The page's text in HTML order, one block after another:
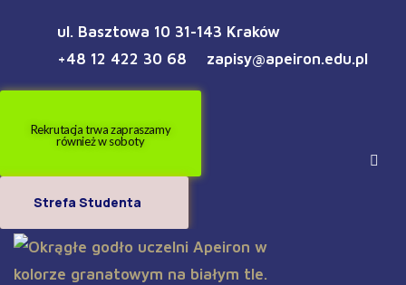
ul. Basztowa 10 31-143 Kraków
+48 12 422 30 68
zapisy@apeiron.edu.pl
Rekrutacja trwa zapraszamy
również w soboty
Strefa Studenta